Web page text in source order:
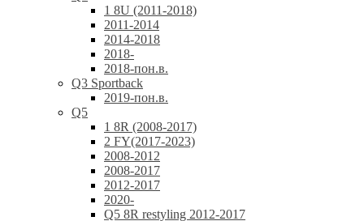
1 8U (2011-2018)
2011-2014
2014-2018
2018-
2018-пон.в.
Q3 Sportback
2019-пон.в.
Q5
1 8R (2008-2017)
2 FY(2017-2023)
2008-2012
2008-2017
2012-2017
2020-
Q5 8R restyling 2012-2017